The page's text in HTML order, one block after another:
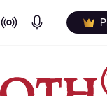
On Air Podcasts